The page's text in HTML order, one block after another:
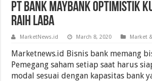
PT Bank Maybank Optimistik
Raih Laba
MarketNews.id March 8, 2020 Market
Marketnews.id Bisnis bank memang
Pemegang saham setiap saat harus
modal sesuai dengan kapasitas bank